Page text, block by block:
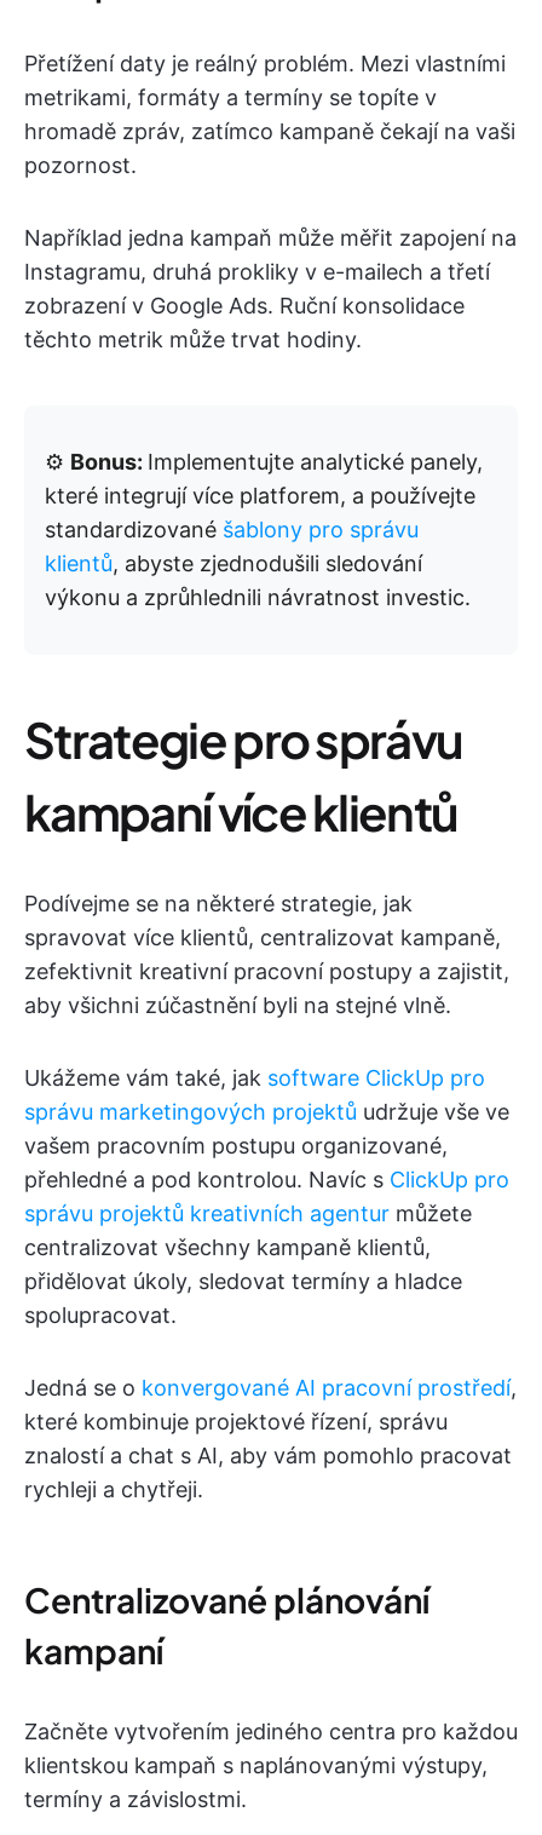
Přetížení daty je reálný problém. Mezi vlastními
metrikami, formáty a termíny se topíte v
hromadě zpráv, zatímco kampaně čekají na vaši
pozornost.
Například jedna kampaň může měřit zapojení na
Instagramu, druhá prokliky v e-mailech a třetí
zobrazení v Google Ads. Ruční konsolidace
těchto metrik může trvat hodiny.
⚙️ Bonus: Implementujte analytické panely,
které integrují více platforem, a používejte
standardizované šablony pro správu
klientů, abyste zjednodušili sledování
výkonu a zprůhlednili návratnost investic.
Strategie pro správu
kampaní více klientů
Podívejme se na některé strategie, jak
spravovat více klientů, centralizovat kampaně,
zefektivnit kreativní pracovní postupy a zajistit,
aby všichni zúčastnění byli na stejné vlně.
Ukážeme vám také, jak software ClickUp pro
správu marketingových projektů udržuje vše ve
vašem pracovním postupu organizované,
přehledné a pod kontrolou. Navíc s ClickUp pro
správu projektů kreativních agentur můžete
centralizovat všechny kampaně klientů,
přidělovat úkoly, sledovat termíny a hladce
spolupracovat.
Jedná se o konvergované AI pracovní prostředí,
které kombinuje projektové řízení, správu
znalostí a chat s AI, aby vám pomohlo pracovat
rychleji a chytřeji.
Centralizované plánování
kampaní
Začněte vytvořením jediného centra pro každou
klientskou kampaň s naplánovanými výstupy,
termíny a závislostmi.